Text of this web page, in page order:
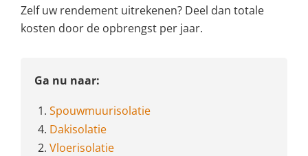
Zelf uw rendement uitrekenen? Deel dan totale
kosten door de opbrengst per jaar.
Ga nu naar:
1. Spouwmuurisolatie
4. Dakisolatie
2. Vloerisolatie